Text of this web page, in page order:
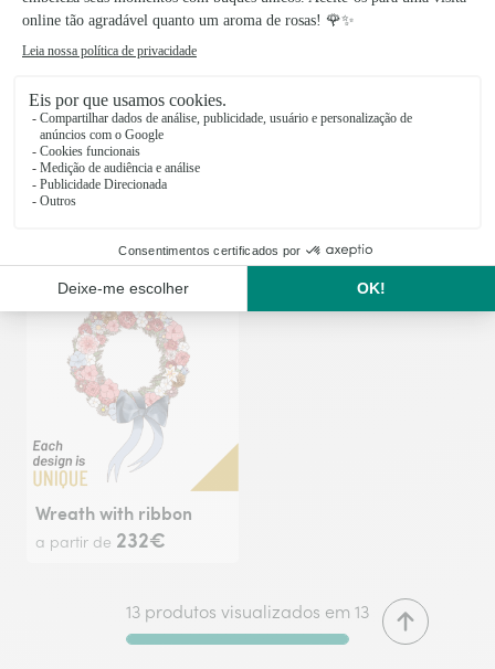
Arrangement of Plants
a partir de 222€
Wreath with ribbon
a partir de 232€
13 produtos visualizados em 13